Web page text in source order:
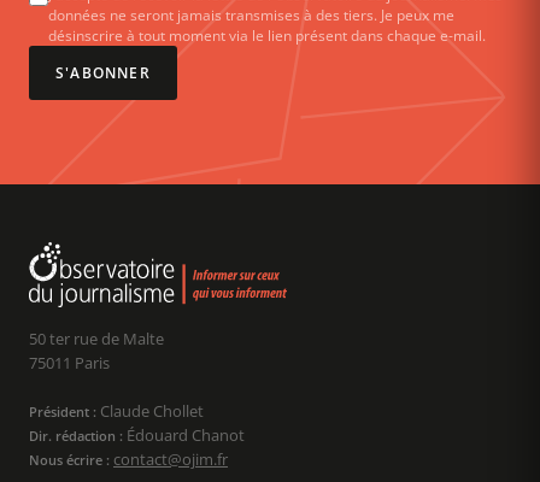
données ne seront jamais transmises à des tiers. Je peux me
désinscrire à tout moment via le lien présent dans chaque e-mail.
S'ABONNER
50 ter rue de Malte
75011 Paris
Président : Claude Chollet
Dir. rédaction : Édouard Chanot
Nous écrire : contact@ojim.fr